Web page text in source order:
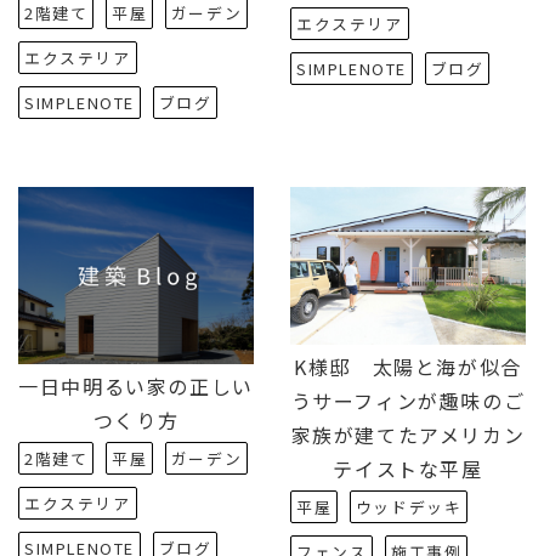
2階建て 平屋
ガーデン
エクステリア
SIMPLENOTE
ブログ
エクステリア
SIMPLENOTE
ブログ
一日中明るい家の正しい
つくり方
2階建て 平屋
ガーデン
エクステリア
SIMPLENOTE
ブログ
K様邸 太陽と海が似合
うサーフィンが趣味のご
家族が建てたアメリカン
テイストな平屋
平屋
ウッドデッキ